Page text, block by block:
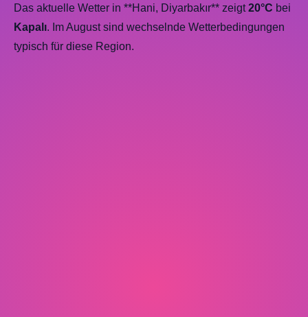
Das aktuelle Wetter in **Hani, Diyarbakır** zeigt20°C bei
Kapalı. Im August sind wechselnde Wetterbedingungen
typisch für diese Region.